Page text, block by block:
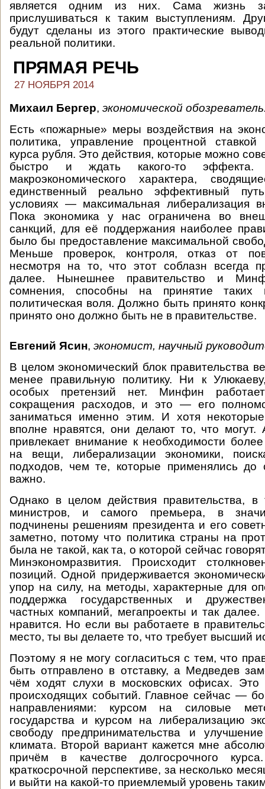
является одним из них. Сама жизнь
прислушиваться к таким выступлениям.
будут сделаны из этого практические
реальной политики.
ПРЯМАЯ РЕЧЬ
27 НОЯБРЯ 2014
Михаил Бергер, экономической обозреватель
Есть «пожарные» меры воздействия на
политика, управление процентной
курса рубля. Это действия, которые можно
быстро и ждать какого-то
макроэкономического характера,
единственный реально эффективный
условиях — максимальная либерализация
Пока экономика у нас ограничена во
санкций, для её поддержания наиболее
было бы предоставление максимальной
Меньше проверок, контроля, отказ от
несмотря на то, что этот соблазн всегда
далее. Нынешнее правительство и
сомнения, способны на принятие
политическая воля. Должно быть принято
принято оно должно быть не в правительстве.
Евгений Ясин, экономист, научный
В целом экономический блок правительства
менее правильную политику. Ни к
особых претензий нет. Минфин
сокращения расходов, и это — его
заниматься именно этим. И хотя
вполне нравятся, они делают то, что
привлекает внимание к необходимости
на вещи, либерализации экономики,
подходов, чем те, которые применялись
важно.
Однако в целом действия правительства,
министров, и самого премьера, в
подчинены решениям президента и его
заметно, потому что политика страны на
была не такой, как та, о которой сейчас
Минэкономразвития. Происходит
позиций. Одной придерживается
упор на силу, на методы, характерные для
поддержка государственных и
частных компаний, мегапроекты и так
нравится. Но если вы работаете в
место, ты вы делаете то, что требует высший
Поэтому я не могу согласиться с тем, что
быть отправлено в отставку, а Медведев
чём ходят слухи в московских офисах. Это
происходящих событий. Главное сейчас —
направлениями: курсом на силовые
государства и курсом на либерализацию
свободу предпринимательства и
климата. Второй вариант кажется мне
причём в качестве долгосрочного
краткосрочной перспективе, за несколько
и выйти на какой-то приемлемый уровень